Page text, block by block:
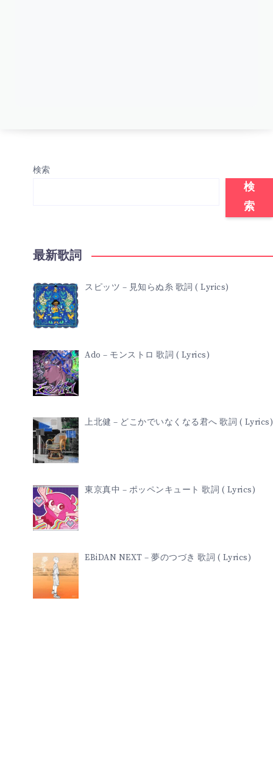
検索
検
索
最新歌詞
スピッツ – 見知らぬ糸 歌詞 ( Lyrics)
Ado – モンストロ 歌詞 ( Lyrics)
上北健 – どこかでいなくなる君へ 歌詞 ( Lyrics)
東京真中 – ポッペンキュート 歌詞 ( Lyrics)
EBiDAN NEXT – 夢のつづき 歌詞 ( Lyrics)